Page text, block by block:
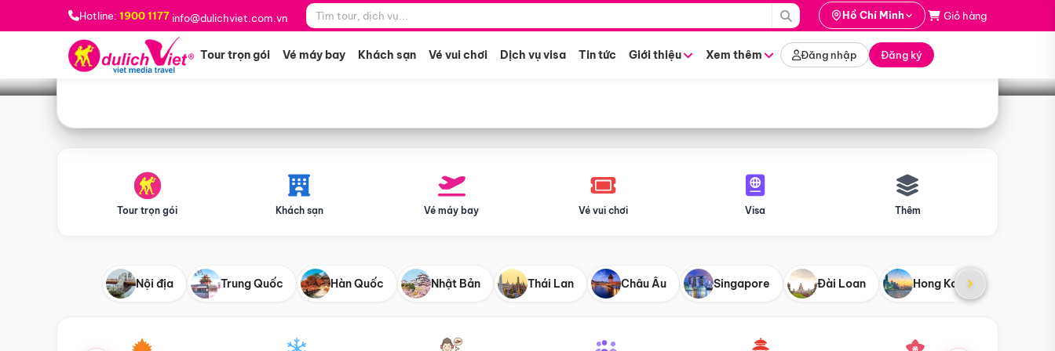
Hotline: 1900 1177 info@dulichviet.com.vn Hồ Chí Minh Giỏ hàng
Tour trọn gói Vé máy bay Khách sạn Vé vui chơi Dịch vụ visa Tin tức Giới thiệu Xem thêm Đăng nhập Đăng ký
Bạn muốn đi đâu? *
Tìm tour
Tour trọn gói Khách sạn Vé máy bay Vé vui chơi Visa Thêm
Nội địa Trung Quốc Hàn Quốc Nhật Bản Thái Lan Châu Âu Singapore Đài Loan Hong Kong